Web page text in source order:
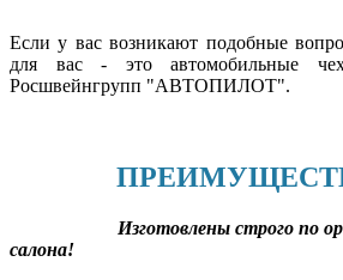
Если у вас возникают подобные
для вас - это автомобильные
Росшвейнгрупп "АВТОПИЛОТ".
Изготовлены строго по
салона!